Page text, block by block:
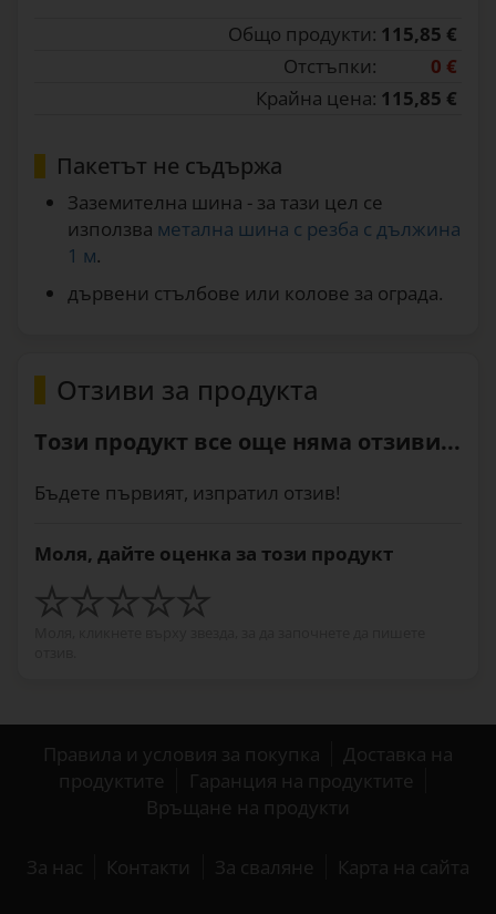
Общо продукти: 115,85 €
Отстъпки:
0 €
Крайна цена: 115,85 €
Пакетът не съдържа
Заземителна шина - за тази цел се
използва метална шина с резба с дължина
1 м.
дървени стълбове или колове за ограда.
Отзиви за продукта
Този продукт все още няма отзиви...
Бъдете първият, изпратил отзив!
Моля, дайте оценка за този продукт
Правила и условия за покупка
Доставка на
продуктите
Гаранция на продуктите
Връщане на продукти
За нас Контакти За сваляне Карта на сайта